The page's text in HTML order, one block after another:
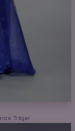
Träger